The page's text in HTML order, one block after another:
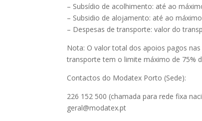
– Subsídio de acolhimento: até ao
– Subsidio de alojamento: até ao
– Despesas de transporte: valor do
Nota: O valor total dos apoios pagos
transporte tem o limite máximo de 75%
Contactos do Modatex Porto (Sede):
226 152 500 (chamada para rede fixa
geral@modatex.pt